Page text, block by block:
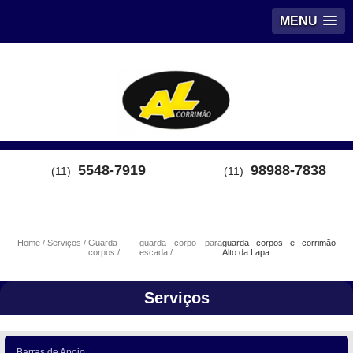
MENU
(11) 5548-7919 (11) 98988-7838
Home Serviços
Guarda-
corpos
guarda corpo para
escada
guarda corpos e corrimão
Alto da Lapa
Serviços